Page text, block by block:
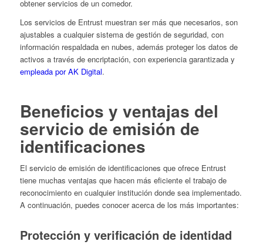
obtener servicios de un comedor.
Los servicios de Entrust muestran ser más que necesarios, son
ajustables a cualquier sistema de gestión de seguridad, con
información respaldada en nubes, además proteger los datos de
activos a través de encriptación, con experiencia garantizada y
empleada por AK Digital.
Beneficios y ventajas del
servicio de emisión de
identificaciones
El servicio de emisión de identificaciones que ofrece Entrust
tiene muchas ventajas que hacen más eficiente el trabajo de
reconocimiento en cualquier institución donde sea implementado.
A continuación, puedes conocer acerca de los más importantes:
Protección y verificación de identidad